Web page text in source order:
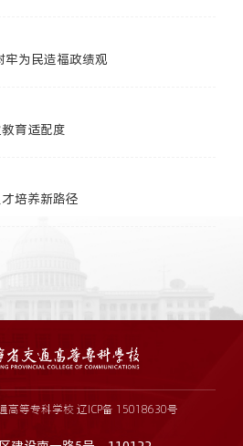
为民造福政绩观
育适配度
培养新路径
高等专科学校 辽ICP备 15018630号